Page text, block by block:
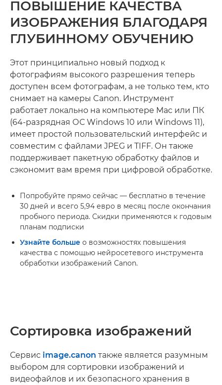
ПОВЫШЕНИЕ КАЧЕСТВА
ИЗОБРАЖЕНИЯ БЛАГОДАРЯ
ГЛУБИННОМУ ОБУЧЕНИЮ
Этот принципиально новый подход к
фотографиям высокого разрешения теперь
доступен всем фотографам, а не только тем, кто
снимает на камеры Canon. Инструмент
работает локально на компьютере Mac или ПК
(64-разрядная ОС Windows 10 или Windows 11),
имеет простой пользовательский интерфейс и
совместим с файлами JPEG и TIFF. Он также
поддерживает пакетную обработку файлов и
сэкономит вам время при цифровой обработке.
Попробуйте прямо сейчас — бесплатно в течение
30 дней и всего 5,94 евро в месяц после окончания
пробного периода. Скидки применяются к годовым
планам подписки
Узнайте больше о возможностях повышения
качества с помощью нейросетевого инструмента
обработки изображений Canon.
Сортировка изображений
Сервис image.canon также является разумным
выбором для сортировки изображений и
видеофайлов и их безопасного хранения в